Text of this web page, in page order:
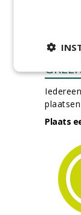
Plaats